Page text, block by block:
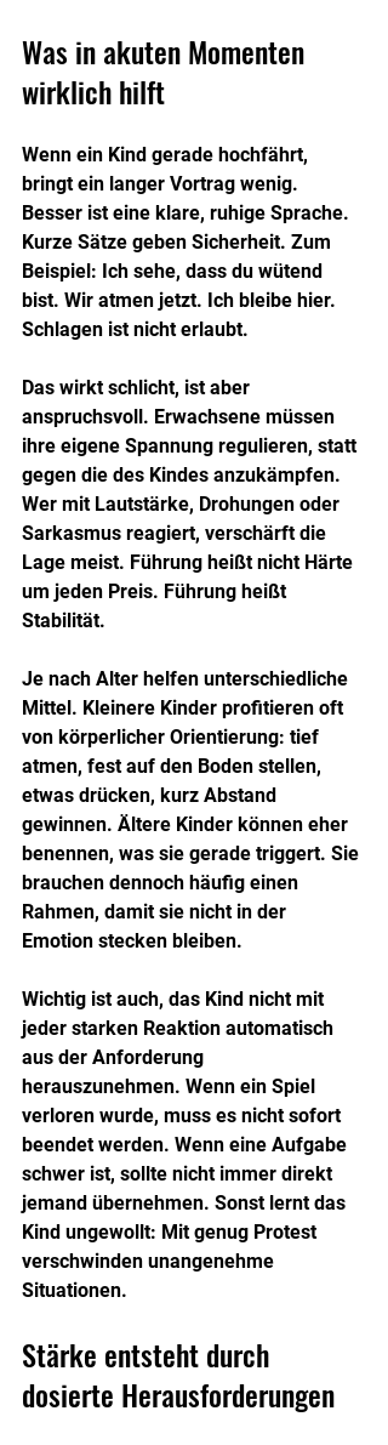
Was in akuten Momenten
wirklich hilft
Wenn ein Kind gerade hochfährt,
bringt ein langer Vortrag wenig.
Besser ist eine klare, ruhige Sprache.
Kurze Sätze geben Sicherheit. Zum
Beispiel: Ich sehe, dass du wütend
bist. Wir atmen jetzt. Ich bleibe hier.
Schlagen ist nicht erlaubt.
Das wirkt schlicht, ist aber
anspruchsvoll. Erwachsene müssen
ihre eigene Spannung regulieren, statt
gegen die des Kindes anzukämpfen.
Wer mit Lautstärke, Drohungen oder
Sarkasmus reagiert, verschärft die
Lage meist. Führung heißt nicht Härte
um jeden Preis. Führung heißt
Stabilität.
Je nach Alter helfen unterschiedliche
Mittel. Kleinere Kinder profitieren oft
von körperlicher Orientierung: tief
atmen, fest auf den Boden stellen,
etwas drücken, kurz Abstand
gewinnen. Ältere Kinder können eher
benennen, was sie gerade triggert. Sie
brauchen dennoch häufig einen
Rahmen, damit sie nicht in der
Emotion stecken bleiben.
Wichtig ist auch, das Kind nicht mit
jeder starken Reaktion automatisch
aus der Anforderung
herauszunehmen. Wenn ein Spiel
verloren wurde, muss es nicht sofort
beendet werden. Wenn eine Aufgabe
schwer ist, sollte nicht immer direkt
jemand übernehmen. Sonst lernt das
Kind ungewollt: Mit genug Protest
verschwinden unangenehme
Situationen.
Stärke entsteht durch
dosierte Herausforderungen